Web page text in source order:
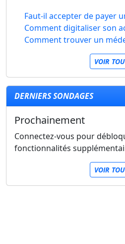
Faut-il accepter de payer
Comment digitaliser son
Comment trouver un
VOIR
DERNIERS SONDAGES
Prochainement
Connectez-vous pour
fonctionnalités
VOIR